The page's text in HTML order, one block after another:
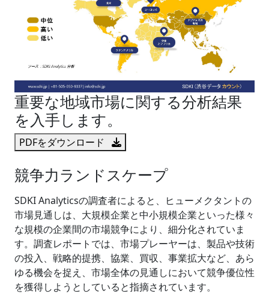
重要な地域市場に関する分析結果
を入手します。
PDFをダウンロード
競争力ランドスケープ
SDKI Analyticsの調査者によると、ヒューメクタントの
市場見通しは、大規模企業と中小規模企業といった様々
な規模の企業間の市場競争により、細分化されていま
す。調査レポートでは、市場プレーヤーは、製品や技術
の投入、戦略的提携、協業、買収、事業拡大など、あら
ゆる機会を捉え、市場全体の見通しにおいて競争優位性
を獲得しようとしていると指摘されています。